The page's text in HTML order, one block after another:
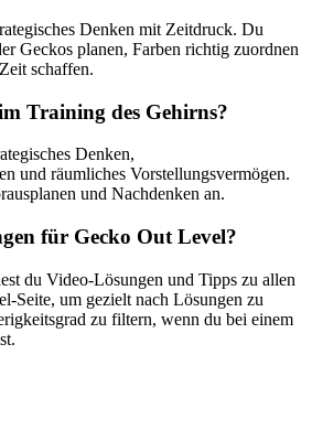
Denken mit Zeitdruck. Du
Geckos planen, Farben richtig zuordnen
schaffen.
Training des Gehirns?
Denken,
und räumliches Vorstellungsvermögen.
und Nachdenken an.
für Gecko Out Level?
du Video-Lösungen und Tipps zu allen
Seite, um gezielt nach Lösungen zu
zu filtern, wenn du bei einem